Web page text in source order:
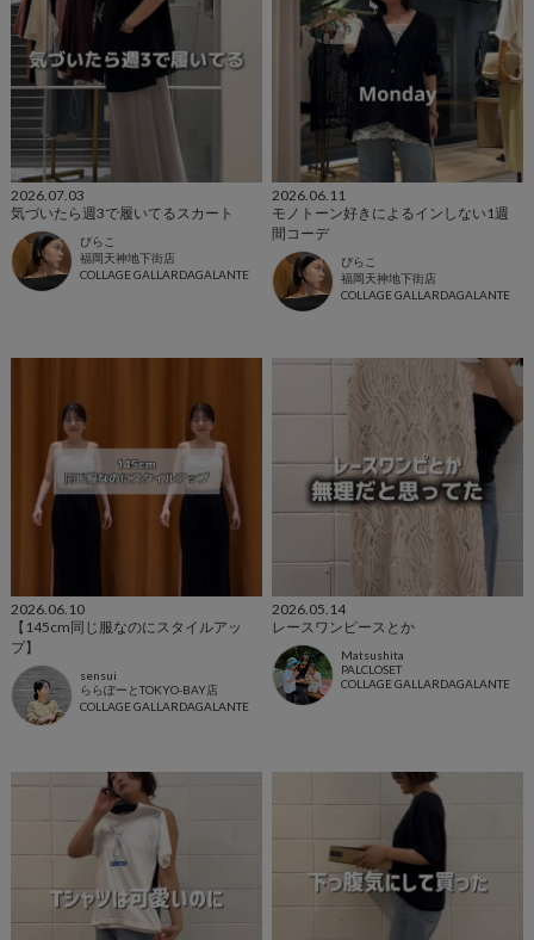
2026.07.03
気づいたら週3で履いてるスカート
ぴらこ
福岡天神地下街店
COLLAGE GALLARDAGALANTE
2026.06.11
モノトーン好きによるインしない1週
間コーデ
ぴらこ
福岡天神地下街店
COLLAGE GALLARDAGALANTE
2026.06.10
【145cm同じ服なのにスタイルアッ
プ】
sensui
ららぽーとTOKYO-BAY店
COLLAGE GALLARDAGALANTE
2026.05.14
レースワンピースとか
Matsushita
PALCLOSET
COLLAGE GALLARDAGALANTE